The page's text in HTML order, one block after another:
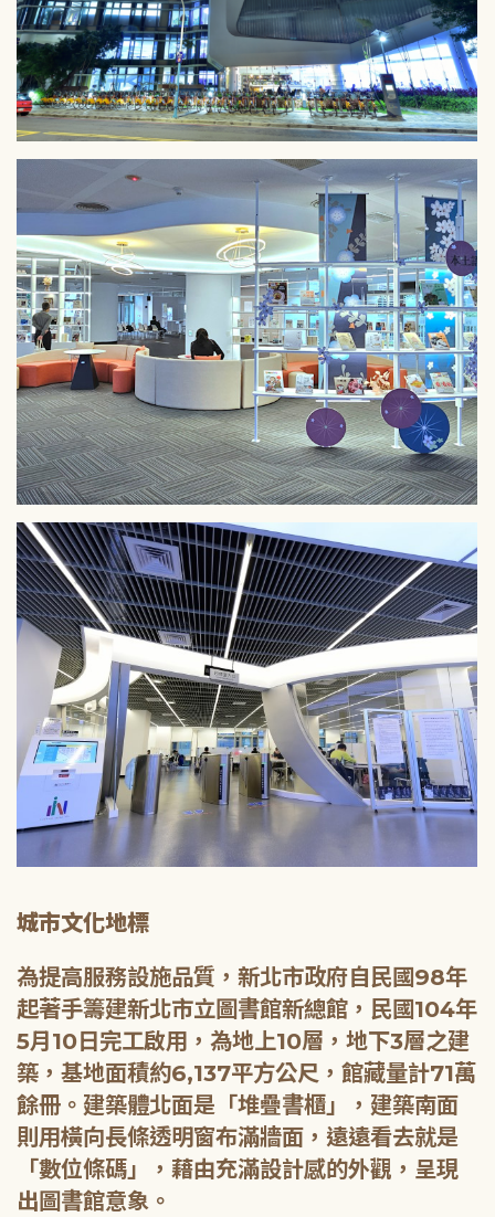
城市文化地標
為提高服務設施品質，新北市政府自民國98年
起著手籌建新北市立圖書館新總館，民國104年
5月10日完工啟用，為地上10層，地下3層之建
築，基地面積約6,137平方公尺，館藏量計71萬
餘冊。建築體北面是「堆疊書櫃」，建築南面
則用橫向長條透明窗布滿牆面，遠遠看去就是
「數位條碼」，藉由充滿設計感的外觀，呈現
出圖書館意象。